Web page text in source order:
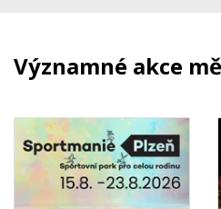
Významné akce